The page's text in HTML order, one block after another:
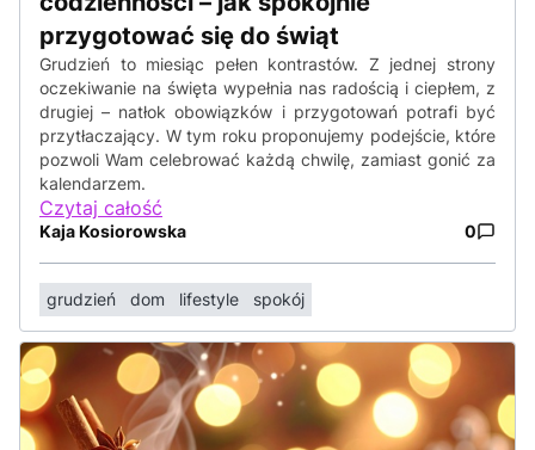
przygotować się do świąt
Grudzień to miesiąc pełen kontrastów. Z jednej strony
oczekiwanie na święta wypełnia nas radością i ciepłem, z
drugiej – natłok obowiązków i przygotowań potrafi być
przytłaczający. W tym roku proponujemy podejście, które
pozwoli Wam celebrować każdą chwilę, zamiast gonić za
kalendarzem.
Czytaj całość
Kaja Kosiorowska 0
grudzień dom lifestyle spokój